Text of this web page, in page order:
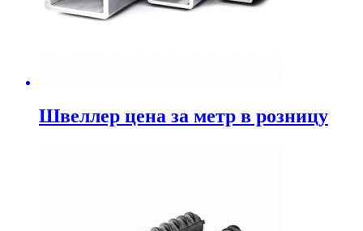
Швеллер цена за метр в розницу